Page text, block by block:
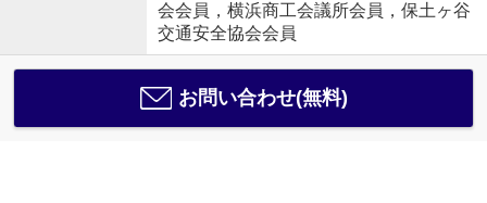
会会員，横浜商工会議所会員，保土ヶ谷
交通安全協会会員
お問い合わせ(無料)